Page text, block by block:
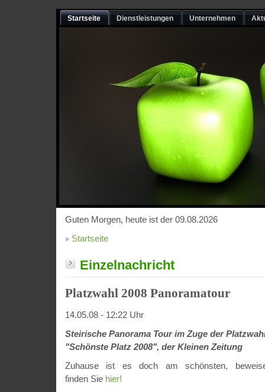
Startseite Dienstleistungen Unternehmen
Guten Morgen, heute ist der 09.08.2026
Startseite
Einzelnachricht
Platzwahl 2008 Panoramatour
14.05.08 - 12:22 Uhr
Steirische Panorama Tour im Zuge der
"Schönste Platz 2008", der Kleinen Zeitung
Zuhause ist es doch am schönsten,
finden Sie hier!